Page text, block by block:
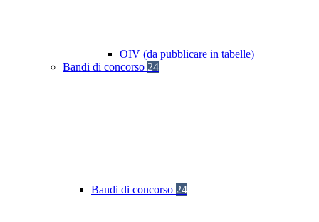
OIV (da pubblicare in tabelle)
Bandi di concorso 24
Bandi di concorso 24